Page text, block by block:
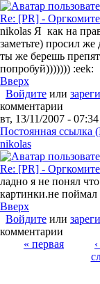
Re: [PR] -
nikolas Я как на
заметьте) просил же
ты же берешь
попробуй))))))) :eek:
Вверх
Войдите или
комментарии
вт, 13/11/2007 - 07:34
Постоянная ссылка
nikolas
Re: [PR] -
ладно я не понял
картинки.не
Вверх
Войдите или
комментарии
Страницы
« первая